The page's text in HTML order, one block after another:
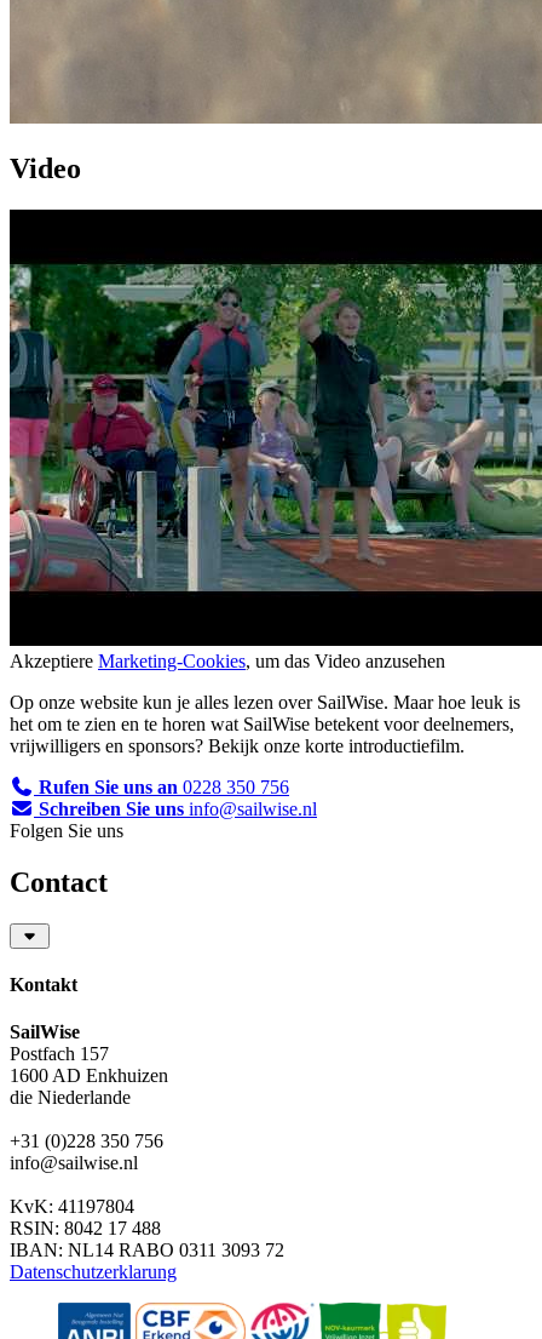
Video
Akzeptiere Marketing-Cookies, um das Video anzusehen
Op onze website kun je alles lezen over SailWise. Maar hoe leuk is
het om te zien en te horen wat SailWise betekent voor deelnemers,
vrijwilligers en sponsors? Bekijk onze korte introductiefilm.
Rufen Sie uns an 0228 350 756
Schreiben Sie uns info@sailwise.nl
Folgen Sie uns
Contact
Kontakt
SailWise
Postfach 157
1600 AD Enkhuizen
die Niederlande
+31 (0)228 350 756
info@sailwise.nl
KvK: 41197804
RSIN: 8042 17 488
IBAN: NL14 RABO 0311 3093 72
Datenschutzerklarung